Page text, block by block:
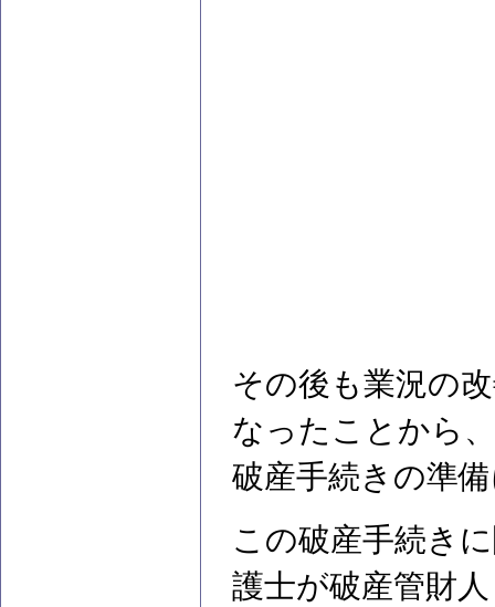
その後も業況の
なったことから
破産手続きの準
この破産手続き
護士が破産管財